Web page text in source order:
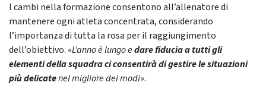
I cambi nella formazione consentono all’allenatore di
mantenere ogni atleta concentrata, considerando
l’importanza di tutta la rosa per il raggiungimento
dell’obiettivo. «L’anno è lungo edare fiducia a tutti gli
elementi della squadra ci consentirà di gestire le situazioni
più delicatenel migliore dei modi».